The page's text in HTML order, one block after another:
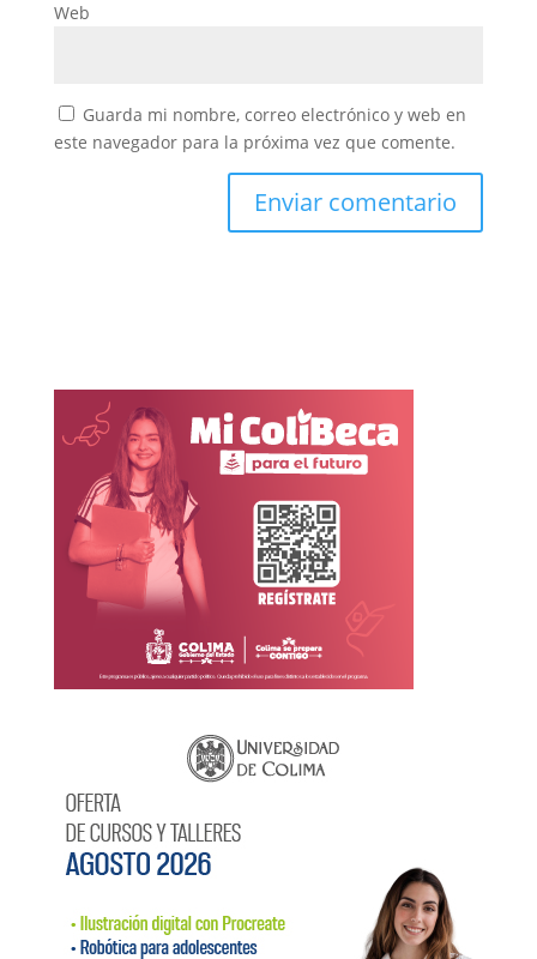
Web
Guarda mi nombre, correo electrónico y web en
este navegador para la próxima vez que comente.